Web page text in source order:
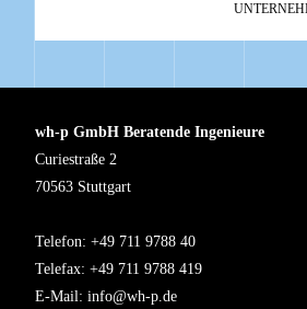
wh-p GmbH Beratende Ingenieure
Curiestraße 2
70563 Stuttgart
Telefon: +49 711 9788 40
Telefax: +49 711 9788 419
E-Mail: info@wh-p.de